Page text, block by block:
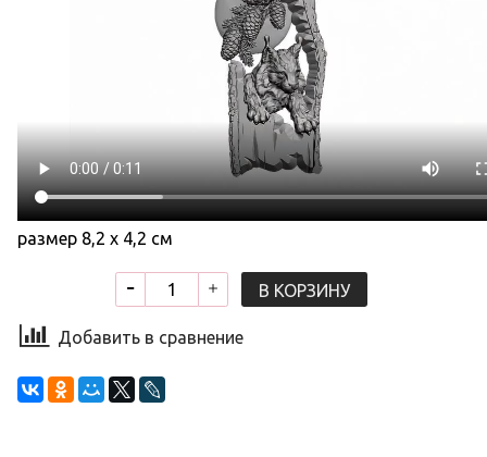
размер 8,2 х 4,2 см
В КОРЗИНУ
Добавить в сравнение